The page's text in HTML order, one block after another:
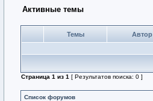
Активные темы
Темы Автор
Страница 1 из 1 [ Результатов поиска: 0 ]
Список форумов